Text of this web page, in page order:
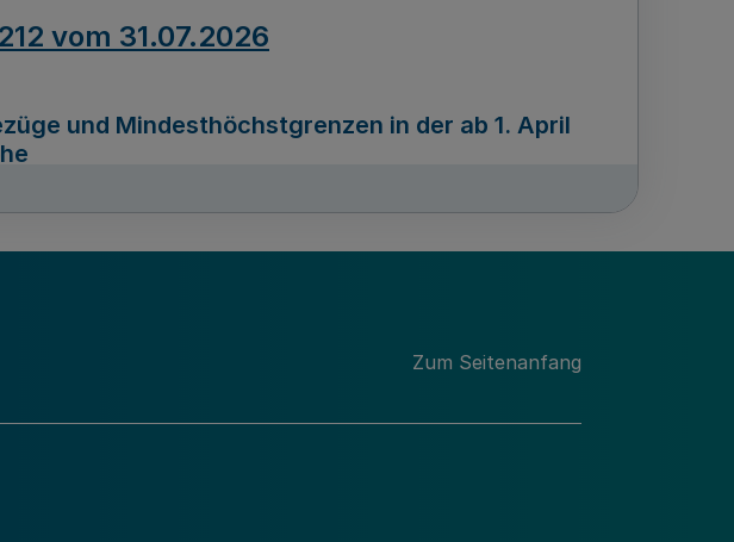
vom 31.07.2026
und Mindesthöchstgrenzen in der ab 1. April
des Förderprogramms „Mittelstand Innovativ &
Zum Seitenanfang